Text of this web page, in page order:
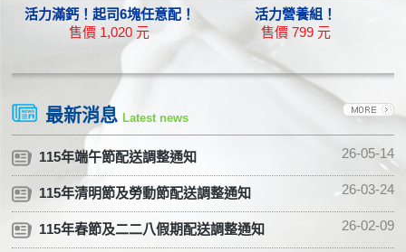
活力滿鈣！起司6塊任意配！
高達起司塊 + 橘切達起司塊
售價 1,020 元
活力營養組！
永紐 8G有鹽迷你奶油 + 高達起司塊 + 橘切達起司塊
售價 799 元
最新消息 Latest news
115年端午節配送調整通知 26-05-14
115年清明節及勞動節配送調整通知 26-03-24
115年春節及二二八假期配送調整通知 26-02-09